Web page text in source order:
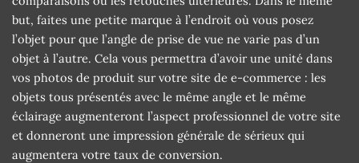
but, faites une petite marque à l’endroit où vous posez
l’objet pour que l’angle de prise de vue ne varie pas d’un
objet à l’autre. Cela vous permettra d’avoir une unité dans
vos photos de produit sur votre site de e-commerce : les
objets tous présentés avec le même angle et le même
éclairage augmenteront l’aspect professionnel de votre site
et donneront une impression générale de sérieux qui
augmentera votre taux de conversion.